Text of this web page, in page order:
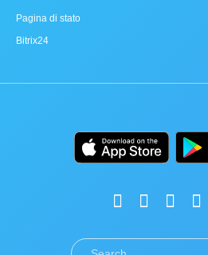
Pagina di stato
Bitrix24